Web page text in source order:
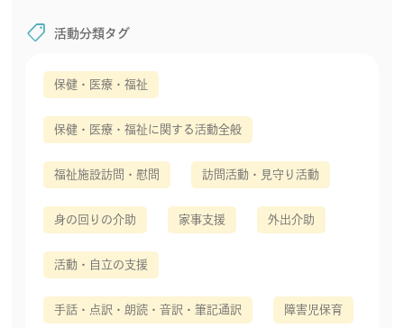
shoppingmode 活動分類タグ
保健・医療・福祉
保健・医療・福祉に関する活動全般
福祉施設訪問・慰問 訪問活動・見守り活動
身の回りの介助 家事支援 外出介助
活動・自立の支援
手話・点訳・朗読・音訳・筆記通訳 障害児保育